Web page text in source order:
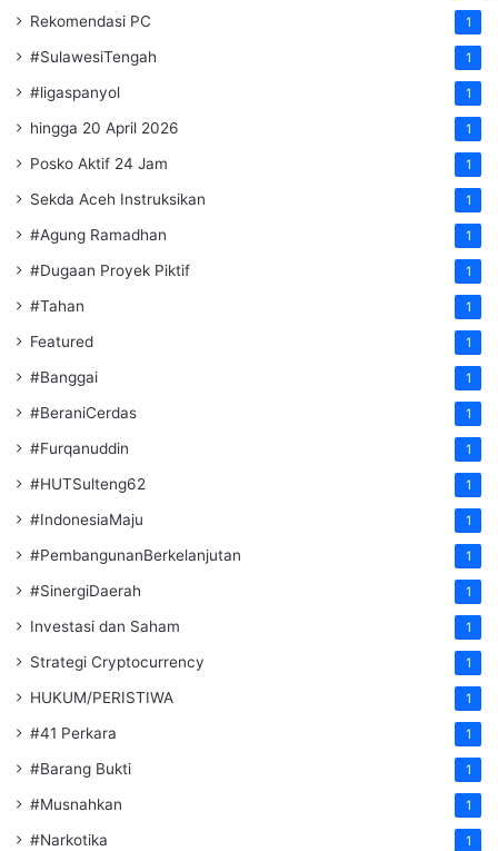
Rekomendasi PC 1
#SulawesiTengah 1
#ligaspanyol 1
hingga 20 April 2026 1
Posko Aktif 24 Jam 1
Sekda Aceh Instruksikan 1
#Agung Ramadhan 1
#Dugaan Proyek Piktif 1
#Tahan 1
Featured 1
#Banggai 1
#BeraniCerdas 1
#Furqanuddin 1
#HUTSulteng62 1
#IndonesiaMaju 1
#PembangunanBerkelanjutan 1
#SinergiDaerah 1
Investasi dan Saham 1
Strategi Cryptocurrency 1
HUKUM/PERISTIWA 1
#41 Perkara 1
#Barang Bukti 1
#Musnahkan 1
#Narkotika 1